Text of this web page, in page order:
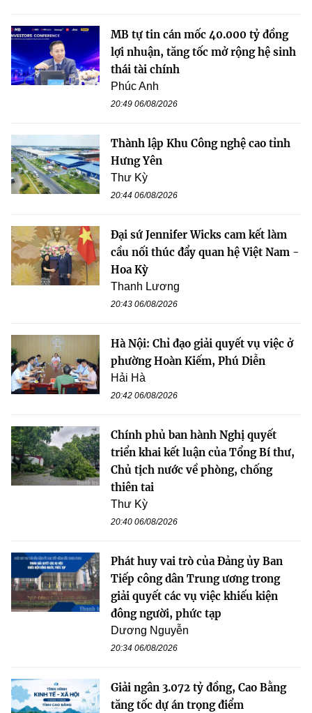
MB tự tin cán mốc 40.000 tỷ đồng
lợi nhuận, tăng tốc mở rộng hệ sinh
thái tài chính
Phúc Anh
20:49 06/08/2026
Thành lập Khu Công nghệ cao tỉnh
Hưng Yên
Thư Kỳ
20:44 06/08/2026
Đại sứ Jennifer Wicks cam kết làm
cầu nối thúc đẩy quan hệ Việt Nam -
Hoa Kỳ
Thanh Lương
20:43 06/08/2026
Hà Nội: Chỉ đạo giải quyết vụ việc ở
phường Hoàn Kiếm, Phú Diễn
Hải Hà
20:42 06/08/2026
Chính phủ ban hành Nghị quyết
triển khai kết luận của Tổng Bí thư,
Chủ tịch nước về phòng, chống
thiên tai
Thư Kỳ
20:40 06/08/2026
Phát huy vai trò của Đảng ủy Ban
Tiếp công dân Trung ương trong
giải quyết các vụ việc khiếu kiện
đông người, phức tạp
Dương Nguyễn
20:34 06/08/2026
Giải ngân 3.072 tỷ đồng, Cao Bằng
tăng tốc dự án trọng điểm